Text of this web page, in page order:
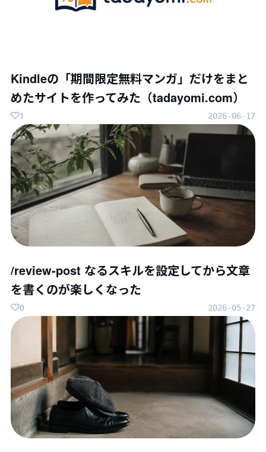
Kindleの「期間限定無料マンガ」だけをまと
めたサイトを作ってみた（tadayomi.com）
2026-06-17
1
/review-post なるスキルを設定してから文章
を書くのが楽しくなった
2026-05-27
0